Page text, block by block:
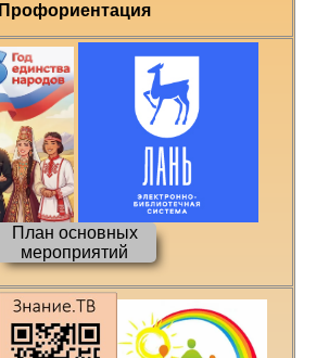
Профориентация
План основных
мероприятий